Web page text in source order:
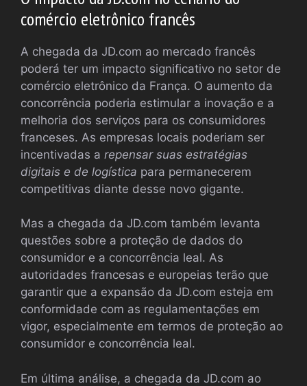
comércio eletrônico francês
A chegada da JD.com ao mercado francês
poderá ter um impacto significativo no setor de
comércio eletrônico da França. O aumento da
concorrência poderia estimular a inovação e a
melhoria dos serviços para os consumidores
franceses. As empresas locais poderiam ser
incentivadas a repensar suas estratégias
digitais e de logística para permanecerem
competitivas diante desse novo gigante.
Mas a chegada da JD.com também levanta
questões sobre a proteção de dados do
consumidor e a concorrência leal. As
autoridades francesas e europeias terão que
garantir que a expansão da JD.com esteja em
conformidade com as regulamentações em
vigor, especialmente em termos de proteção ao
consumidor e concorrência leal.
Em última análise, a chegada da JD.com ao